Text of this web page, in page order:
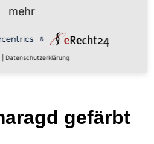
Platform
gefärbt
mehr
&
Datenschutzerklärung